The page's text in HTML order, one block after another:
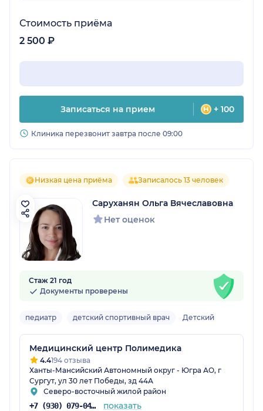
Стоимость приёма
2 500 ₽
Записаться на прием + 100
Клиника перезвонит завтра после 09:00
Низкая цена приёма Записалось 13 человек
Саруханян Ольга Вячеславовна
Нет оценок
Стаж 21 год
Документы проверены
педиатр детский спортивный врач Детский
Медицинский центр Полимедика
4.4194 отзыва
Ханты-Мансийский Автономный округ - Югра АО, г
Сургут, ул 30 лет Победы, зд 44А
Северо-восточный жилой район
+7 (930) 079-04-03 показать